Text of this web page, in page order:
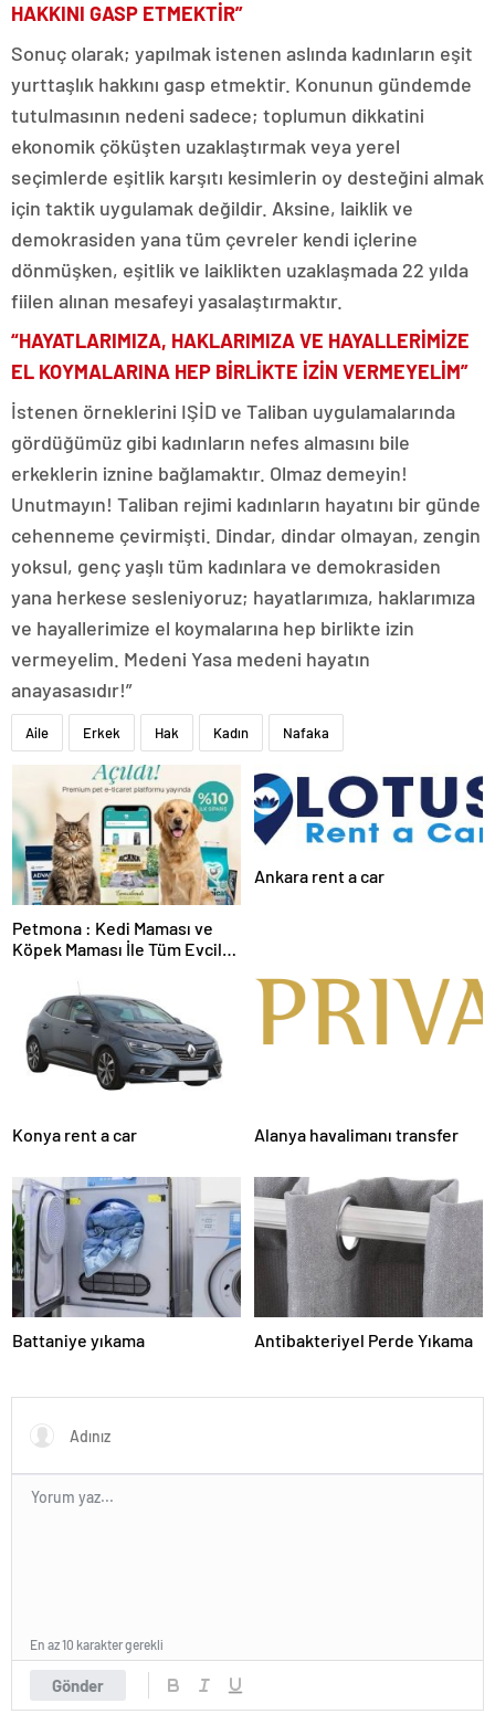
HAKKINI GASP ETMEKTİR”
Sonuç olarak; yapılmak istenen aslında kadınların eşit
yurttaşlık hakkını gasp etmektir. Konunun gündemde
tutulmasının nedeni sadece; toplumun dikkatini
ekonomik çöküşten uzaklaştırmak veya yerel
seçimlerde eşitlik karşıtı kesimlerin oy desteğini almak
için taktik uygulamak değildir. Aksine, laiklik ve
demokrasiden yana tüm çevreler kendi içlerine
dönmüşken, eşitlik ve laiklikten uzaklaşmada 22 yılda
fiilen alınan mesafeyi yasalaştırmaktır.
“HAYATLARIMIZA, HAKLARIMIZA VE HAYALLERİMİZE
EL KOYMALARINA HEP BİRLİKTE İZİN VERMEYELİM”
İstenen örneklerini IŞİD ve Taliban uygulamalarında
gördüğümüz gibi kadınların nefes almasını bile
erkeklerin iznine bağlamaktır. Olmaz demeyin!
Unutmayın! Taliban rejimi kadınların hayatını bir günde
cehenneme çevirmişti. Dindar, dindar olmayan, zengin
yoksul, genç yaşlı tüm kadınlara ve demokrasiden
yana herkese sesleniyoruz; hayatlarımıza, haklarımıza
ve hayallerimize el koymalarına hep birlikte izin
vermeyelim. Medeni Yasa medeni hayatın
anayasasıdır!”
Aile Erkek Hak Kadın Nafaka
Petmona : Kedi Maması ve
Köpek Maması İle Tüm Evcil
Ankara rent a car
Konya rent a car Alanya havalimanı transfer
Battaniye yıkama Antibakteriyel Perde Yıkama
Gönder
En az 10 karakter gerekli